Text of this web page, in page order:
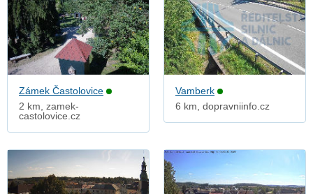
Zámek Častolovice
2 km, zamek-
castolovice.cz
Vamberk
6 km, dopravniinfo.cz